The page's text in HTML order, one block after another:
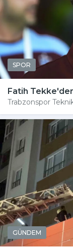
SPOR
Fatih
Trabzonspor
GÜNDEM